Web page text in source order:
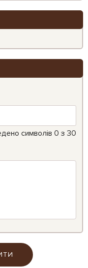
символів 0 з 30